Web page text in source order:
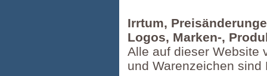
Irrtum,
Logos, Marken-,
Alle auf dieser Website
und Warenzeichen